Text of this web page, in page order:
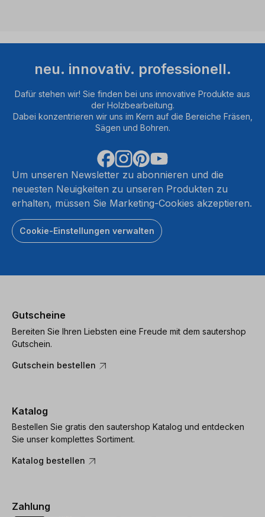
neu. innovativ. professionell.
Dafür stehen wir! Sie finden bei uns innovative Produkte aus
der Holzbearbeitung.
Dabei konzentrieren wir uns im Kern auf die Bereiche Fräsen,
Sägen und Bohren.
Um unseren Newsletter zu abonnieren und die
neuesten Neuigkeiten zu unseren Produkten zu
erhalten, müssen Sie Marketing-Cookies akzeptieren.
Cookie-Einstellungen verwalten
Gutscheine
Bereiten Sie Ihren Liebsten eine Freude mit dem sautershop
Gutschein.
Gutschein bestellen
Katalog
Bestellen Sie gratis den sautershop Katalog und entdecken
Sie unser komplettes Sortiment.
Katalog bestellen
Zahlung